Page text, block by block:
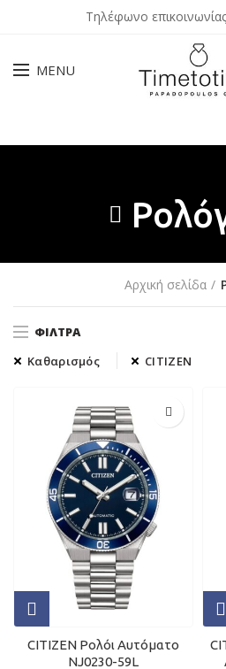
Τηλέφωνο
MENU
Αρχική σελίδα
ΦΊΛΤΡΑ
Καθαρισμός
CITIZEN
CITIZEN Ρολόι Αυτόματο
NJ0230-59L